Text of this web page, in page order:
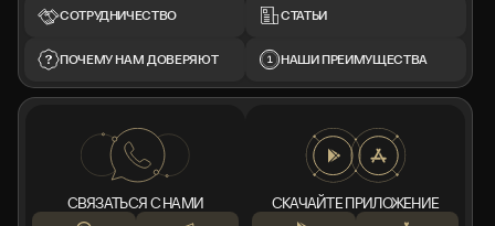
СОТРУДНИЧЕСТВО
ПОЧЕМУ НАМ ДОВЕРЯЮТ
СТАТЬИ
НАШИ ПРЕИМУЩЕСТВА
СВЯЗАТЬСЯ С НАМИ СКАЧАЙТЕ ПРИЛОЖЕНИЕ